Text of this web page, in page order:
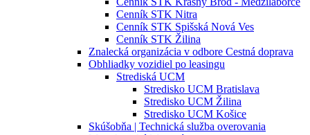
Cenník STK Nitra
Cenník STK Spišská Nová Ves
Cenník STK Žilina
Znalecká organizácia v odbore Cestná doprava
Obhliadky vozidiel po leasingu
Strediská UCM
Stredisko UCM Bratislava
Stredisko UCM Žilina
Stredisko UCM Košice
Skúšobňa | Technická služba overovania